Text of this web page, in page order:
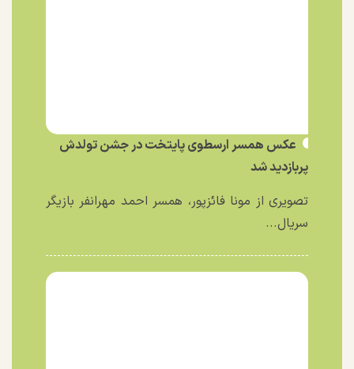
عکس همسر ارسطوی پایتخت در جشن تولدش
پربازدید شد
تصویری از مونا فائزپور، همسر احمد مهرانفر بازیگر
سریال...